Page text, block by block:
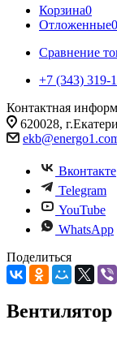
Корзина0
Отложенные0
Сравнение
+7 (343) 319-
Контактная
620028,
Вконтакте
Telegram
YouTube
WhatsApp
Поделиться